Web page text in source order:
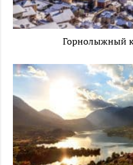
Горнолыжный